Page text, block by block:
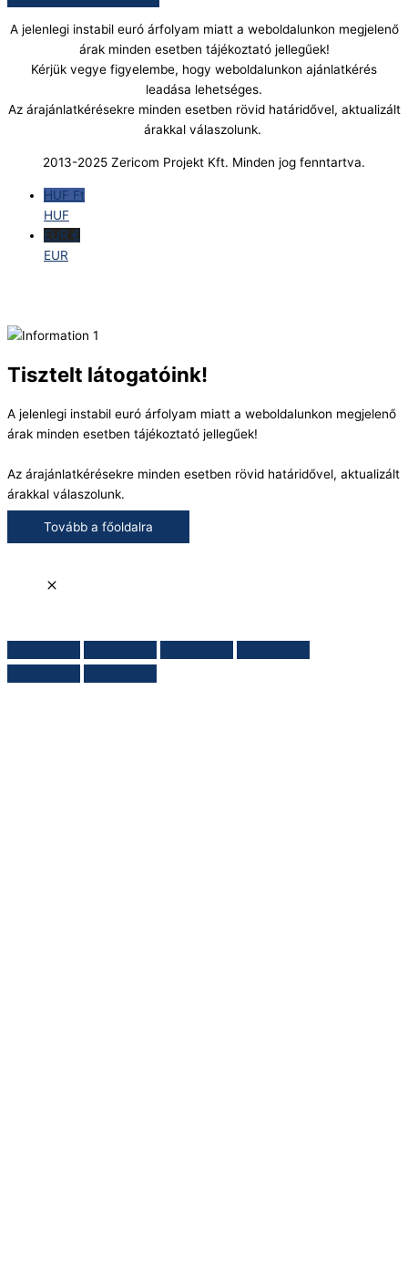
A jelenlegi instabil euró árfolyam miatt a weboldalunkon megjelenő
árak minden esetben tájékoztató jellegűek!
Kérjük vegye figyelembe, hogy weboldalunkon ajánlatkérés
leadása lehetséges.
Az árajánlatkérésekre minden esetben rövid határidővel, aktualizált
árakkal válaszolunk.
2013-2025 Zericom Projekt Kft. Minden jog fenntartva.
HUF Ft
HUF
EUR €
EUR
Tisztelt látogatóink!
A jelenlegi instabil euró árfolyam miatt a weboldalunkon megjelenő
árak minden esetben tájékoztató jellegűek!
Az árajánlatkérésekre minden esetben rövid határidővel, aktualizált
árakkal válaszolunk.
Tovább a főoldalra